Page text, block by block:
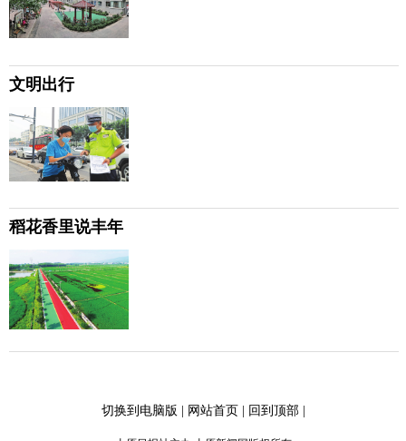
文明出行
稻花香里说丰年
切换到电脑版 | 网站首页| 回到顶部|